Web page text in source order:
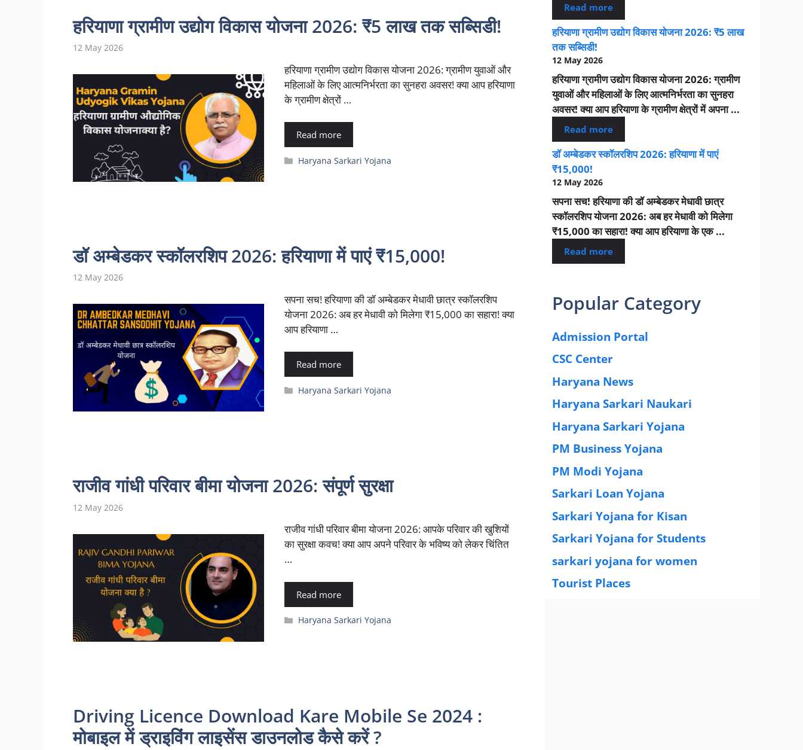
हरियाणा ग्रामीण उद्योग विकास योजना 2026: ₹5 लाख तक सब्सिडी!
12 May 2026
हरियाणा ग्रामीण उद्योग विकास योजना 2026: ग्रामीण युवाओं और
महिलाओं के लिए आत्मनिर्भरता का सुनहरा अवसर! क्या आप हरियाणा
के ग्रामीण क्षेत्रों …
Read more
Categories
Haryana Sarkari Yojana
डॉ अम्बेडकर स्कॉलरशिप 2026: हरियाणा में पाएं ₹15,000!
12 May 2026
सपना सच! हरियाणा की डॉ अम्बेडकर मेधावी छात्र स्कॉलरशिप
योजना 2026: अब हर मेधावी को मिलेगा ₹15,000 का सहारा! क्या
आप हरियाणा …
Read more
Categories
Haryana Sarkari Yojana
राजीव गांधी परिवार बीमा योजना 2026: संपूर्ण सुरक्षा
12 May 2026
राजीव गांधी परिवार बीमा योजना 2026: आपके परिवार की खुशियों
का सुरक्षा कवच! क्या आप अपने परिवार के भविष्य को लेकर चिंतित
…
Read more
Categories
Haryana Sarkari Yojana
Driving Licence Download Kare Mobile Se 2024 :
मोबाइल में ड्राइविंग लाइसेंस डाउनलोड कैसे करें ?
Read more
हरियाणा ग्रामीण उद्योग विकास योजना 2026: ₹5 लाख
तक सब्सिडी!
12 May 2026
हरियाणा ग्रामीण उद्योग विकास योजना 2026: ग्रामीण
युवाओं और महिलाओं के लिए आत्मनिर्भरता का सुनहरा
अवसर! क्या आप हरियाणा के ग्रामीण क्षेत्रों में अपना ...
Read more
डॉ अम्बेडकर स्कॉलरशिप 2026: हरियाणा में पाएं
₹15,000!
12 May 2026
सपना सच! हरियाणा की डॉ अम्बेडकर मेधावी छात्र
स्कॉलरशिप योजना 2026: अब हर मेधावी को मिलेगा
₹15,000 का सहारा! क्या आप हरियाणा के एक ...
Read more
Popular Category
Admission Portal
CSC Center
Haryana News
Haryana Sarkari Naukari
Haryana Sarkari Yojana
PM Business Yojana
PM Modi Yojana
Sarkari Loan Yojana
Sarkari Yojana for Kisan
Sarkari Yojana for Students
sarkari yojana for women
Tourist Places